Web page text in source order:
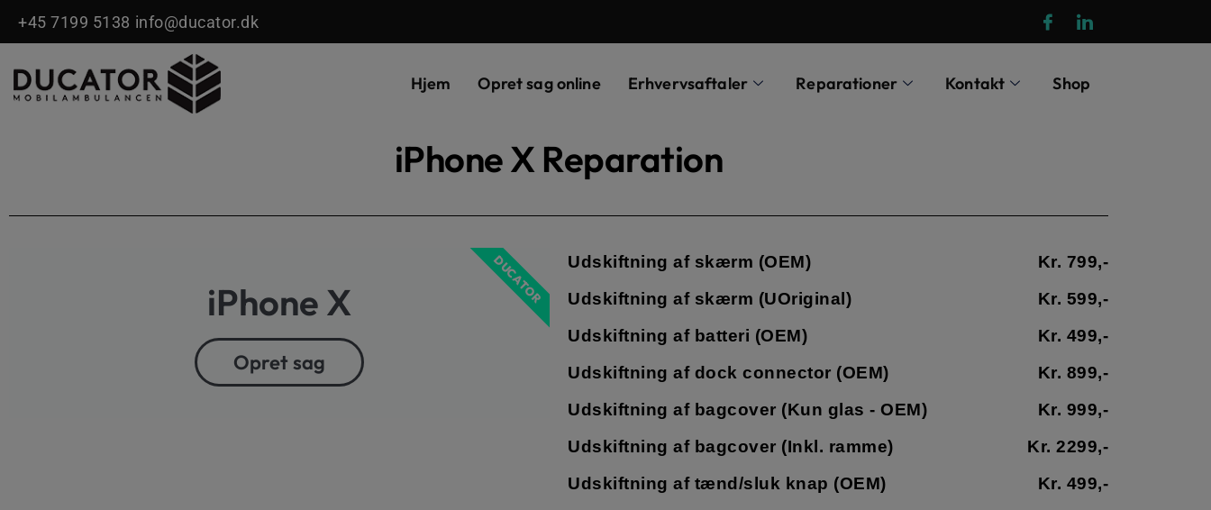
til
indholdet
+45 7199 5138 info@ducator.dk
Hjem Opret sag online Erhvervsaftaler Reparationer Kontakt Shop
iPhone X Reparation
iPhone X
Opret sag
DUCATOR Udskiftning af skærm (OEM)
Kr. 799,-
Udskiftning af skærm (UOriginal)
Kr. 599,-
Udskiftning af batteri (OEM)
Kr. 499,-
Udskiftning af dock connector (OEM)
Kr. 899,-
Udskiftning af bagcover (Kun glas - OEM)
Kr. 999,-
Udskiftning af bagcover (Inkl. ramme)
Kr. 2299,-
Udskiftning af tænd/sluk knap (OEM)
Kr. 499,-